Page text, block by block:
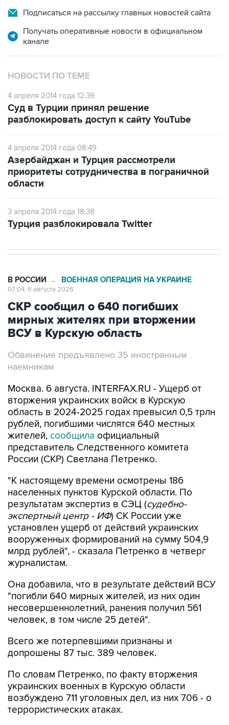
Подписаться на рассылку главных новостей сайта
Получать оперативные новости в официальном
канале
НОВОСТИ ПО ТЕМЕ
4 апреля 2014 года 12:39
Суд в Турции принял решение
разблокировать доступ к сайту YouTube
4 апреля 2014 года 08:49
Азербайджан и Турция рассмотрели
приоритеты сотрудничества в пограничной
области
3 апреля 2014 года 18:38
Турция разблокировала Twitter
В РОССИИ → ВОЕННАЯ ОПЕРАЦИЯ НА УКРАИНЕ
07:04, 6 августа 2026
СКР сообщил о 640 погибших
мирных жителях при вторжении
ВСУ в Курскую область
Обвинение предъявлено 35 иностранным
наемникам
Москва. 6 августа. INTERFAX.RU - Ущерб от
вторжения украинских войск в Курскую
область в 2024-2025 годах превысил 0,5 трлн
рублей, погибшими числятся 640 местных
жителей, сообщила официальный
представитель Следственного комитета
России (СКР) Светлана Петренко.
"К настоящему времени осмотрены 186
населенных пунктов Курской области. По
результатам экспертиз в СЭЦ (судебно-
экспертный центр - ИФ) СК России уже
установлен ущерб от действий украинских
вооруженных формирований на сумму 504,9
млрд рублей", - сказала Петренко в четверг
журналистам.
Она добавила, что в результате действий ВСУ
"погибли 640 мирных жителей, из них один
несовершеннолетний, ранения получил 561
человек, в том числе 25 детей".
Всего же потерпевшими признаны и
допрошены 87 тыс. 389 человек.
По словам Петренко, по факту вторжения
украинских военных в Курскую области
возбуждено 711 уголовных дел, из них 706 - о
террористических атаках.